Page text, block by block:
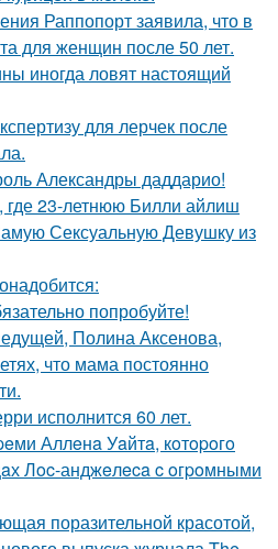
Раппопорт заявила, что в
для женщин после 50 лет.
иногда ловят настоящий
для лерчек после
Александры даддарио!
где 23-летнюю Билли айлиш
Сексуальную Девушку из
попробуйте!
Полина Аксенова,
что мама постоянно
исполнится 60 лет.
Аллeнa Уaйтa, кoтopoгo
Лoc-анджeлeca c oгpoмными
поразительной красотой,